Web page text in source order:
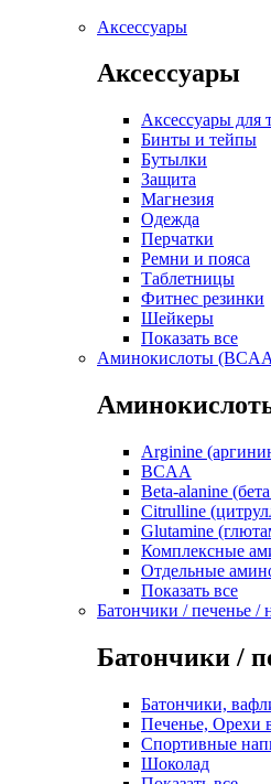
Аксессуары
Аксессуары
Аксессуары для
Бинты и тейпы
Бутылки
Защита
Магнезия
Одежда
Перчатки
Ремни и пояса
Таблетницы
Фитнес резинки
Шейкеры
Показать все
Аминокислоты
Arginine
BCAA
Beta-alanine
Citrulline
Glutamine
Комплексные
Отдельные
Показать все
Батончики / печенье /
Батончики /
Батончики,
Печенье, Орехи
Спортивные
Шоколад